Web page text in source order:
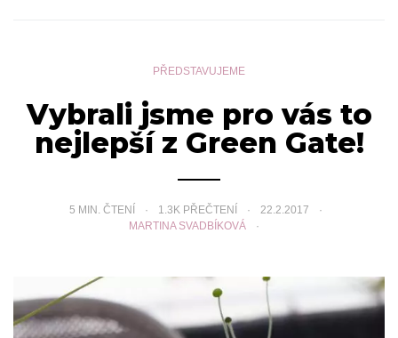
PŘEDSTAVUJEME
Vybrali jsme pro vás to
nejlepší z Green Gate!
5 MIN. ČTENÍ 1.3K PŘEČTENÍ
22.2.2017
MARTINA SVADBÍKOVÁ